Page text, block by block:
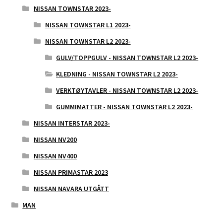
NISSAN TOWNSTAR 2023-
NISSAN TOWNSTAR L1 2023-
NISSAN TOWNSTAR L2 2023-
GULV/TOPPGULV - NISSAN TOWNSTAR L2 2023-
KLEDNING - NISSAN TOWNSTAR L2 2023-
VERKTØYTAVLER - NISSAN TOWNSTAR L2 2023-
GUMMIMATTER - NISSAN TOWNSTAR L2 2023-
NISSAN INTERSTAR 2023-
NISSAN NV200
NISSAN NV400
NISSAN PRIMASTAR 2023
NISSAN NAVARA UTGÅTT
MAN